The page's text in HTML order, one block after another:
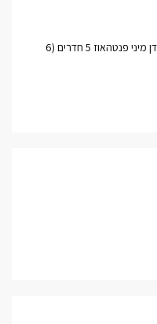
למכירה ברחוב נחל דן מיני פנטהאוז 5 חדרים (6